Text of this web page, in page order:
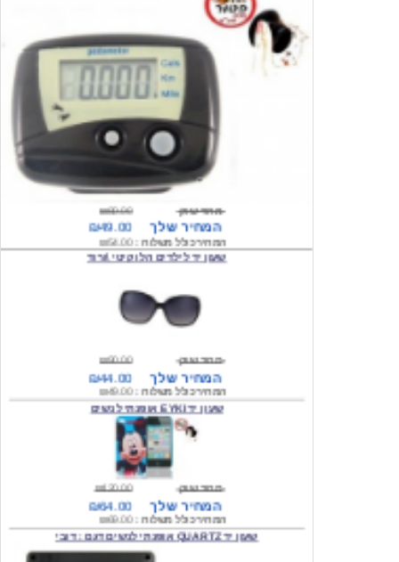
₪80.00 מחיר שוק
₪49.00 המחיר שלך
₪54.00 המחיר כולל משלוח :
שעון יד לילדים הלו קיטי \ורוד
₪90.00 מחיר שוק
₪49.00 המחיר כולל משלוח :
שעון יד EYKI אופנתי לנשים
₪120.00
₪64.00 המחיר שלך
₪69.00 המחיר כולל משלוח :
שעון יד QUARTZ אופנתי לנשים דגם : דובי